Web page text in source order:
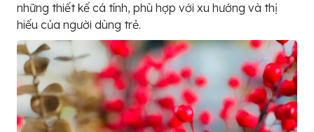
những thiết kế cá tính, phù hợp với xu hướng và thị
hiếu của người dùng trẻ.